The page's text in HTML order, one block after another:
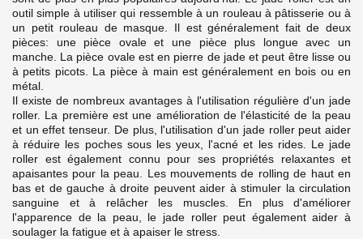
outil simple à utiliser qui ressemble à un rouleau à pâtisserie ou à
un petit rouleau de masque. Il est généralement fait de deux
pièces: une pièce ovale et une pièce plus longue avec un
manche. La pièce ovale est en pierre de jade et peut être lisse ou
à petits picots. La pièce à main est généralement en bois ou en
métal.
Il existe de nombreux avantages à l'utilisation régulière d'un jade
roller. La première est une amélioration de l'élasticité de la peau
et un effet tenseur. De plus, l'utilisation d'un jade roller peut aider
à réduire les poches sous les yeux, l'acné et les rides. Le jade
roller est également connu pour ses propriétés relaxantes et
apaisantes pour la peau. Les mouvements de rolling de haut en
bas et de gauche à droite peuvent aider à stimuler la circulation
sanguine et à relâcher les muscles. En plus d'améliorer
l'apparence de la peau, le jade roller peut également aider à
soulager la fatigue et à apaiser le stress.